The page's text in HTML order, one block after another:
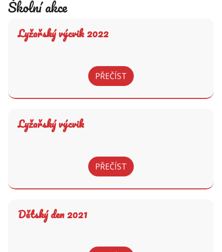
Školní akce
Lyžařský výcvik 2022
PŘEČÍST
Lyžařský výcvik
PŘEČÍST
Dětský den 2021